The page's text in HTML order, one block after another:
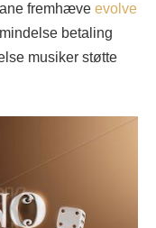
fremhæve evolve
betaling
musiker støtte